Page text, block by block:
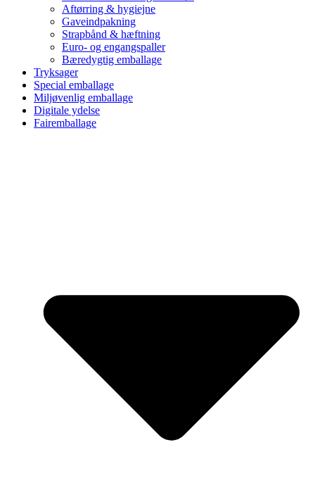
Aftørring & hygiejne
Gaveindpakning
Strapbånd & hæftning
Euro- og engangspaller
Bæredygtig emballage
Tryksager
Special emballage
Miljøvenlig emballage
Digitale ydelse
Fairemballage